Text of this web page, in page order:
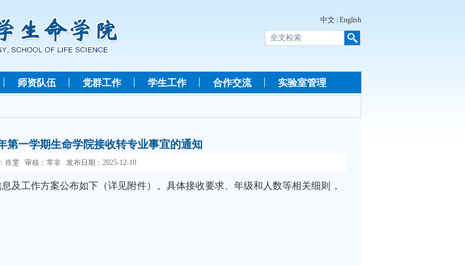
中文 English
师资队伍 党群工作 学生工作 合作交流 实验室管理
第一学期生命学院接收转专业事宜的通知
肖雯 审核：常非 发布日期：2025-12-10
及工作方案公布如下（详见附件）。具体接收要求、年级和人数等相关细则，